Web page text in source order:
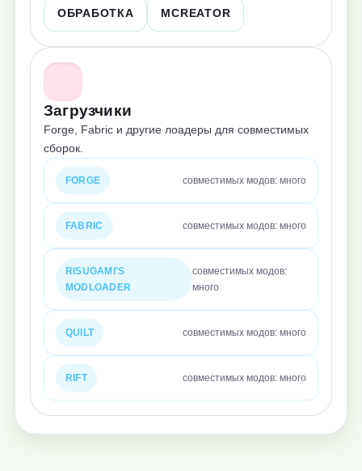
ОБРАБОТКА MCREATOR
Загрузчики
Forge, Fabric и другие лоадеры для совместимых
сборок.
FORGE совместимых модов: много
FABRIC совместимых модов: много
RISUGAMI'S
MODLOADER
совместимых модов:
много
QUILT совместимых модов: много
RIFT совместимых модов: много